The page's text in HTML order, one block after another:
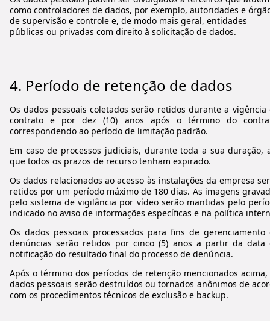
como controladores de dados, por exemplo, autoridades e
de supervisão e controle e, de modo mais geral, entidades
públicas ou privadas com direito à solicitação de dados.
4. Período de retenção de dados
Os dados pessoais coletados serão retidos durante a vigência
contrato e por dez (10) anos após o término do
correspondendo ao período de limitação padrão.
Em caso de processos judiciais, durante toda a sua duração,
que todos os prazos de recurso tenham expirado.
Os dados relacionados ao acesso às instalações da empresa
retidos por um período máximo de 180 dias. As imagens
pelo sistema de vigilância por vídeo serão mantidas pelo
indicado no aviso de informações específicas e na política
Os dados pessoais processados para fins de gerenciamento
denúncias serão retidos por cinco (5) anos a partir da data
notificação do resultado final do processo de denúncia.
Após o término dos períodos de retenção mencionados acima,
dados pessoais serão destruídos ou tornados anônimos de
com os procedimentos técnicos de exclusão e backup.